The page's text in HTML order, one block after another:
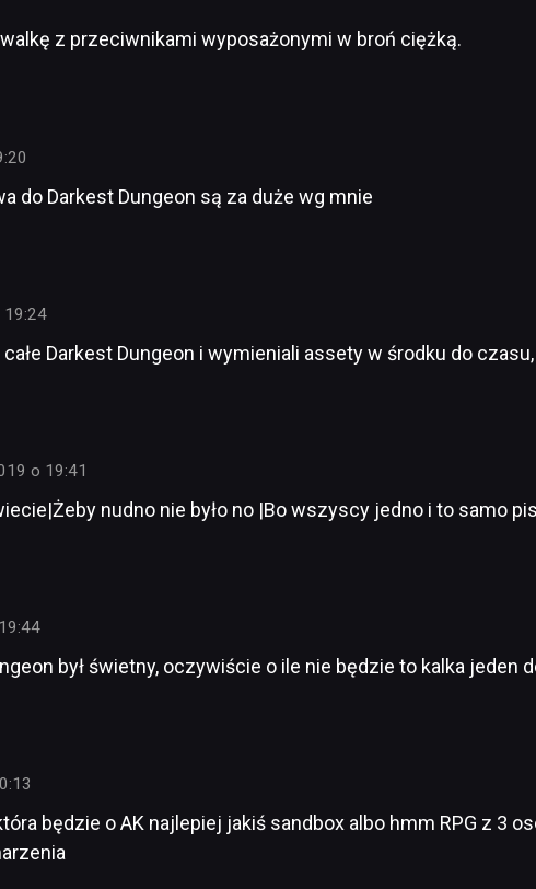
z przeciwnikami wyposażonymi w broń ciężką.
do Darkest Dungeon są za duże wg mnie
19:24
Darkest Dungeon i wymieniali assety w środku do
o 19:41
nudno nie było no |Bo wszyscy jedno i to samo
był świetny, oczywiście o ile nie będzie to kalka jeden
będzie o AK najlepiej jakiś sandbox albo hmm RPG z 3